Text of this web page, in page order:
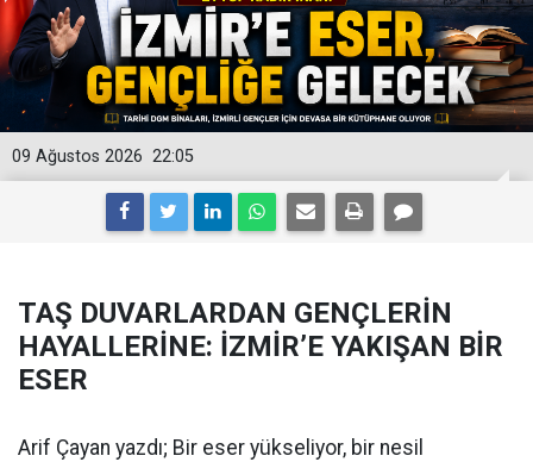
22:05
09 Ağustos 2026
TAŞ DUVARLARDAN GENÇLERİN
HAYALLERİNE: İZMİR’E YAKIŞAN BİR
ESER
Arif Çayan yazdı; Bir eser yükseliyor, bir nesil